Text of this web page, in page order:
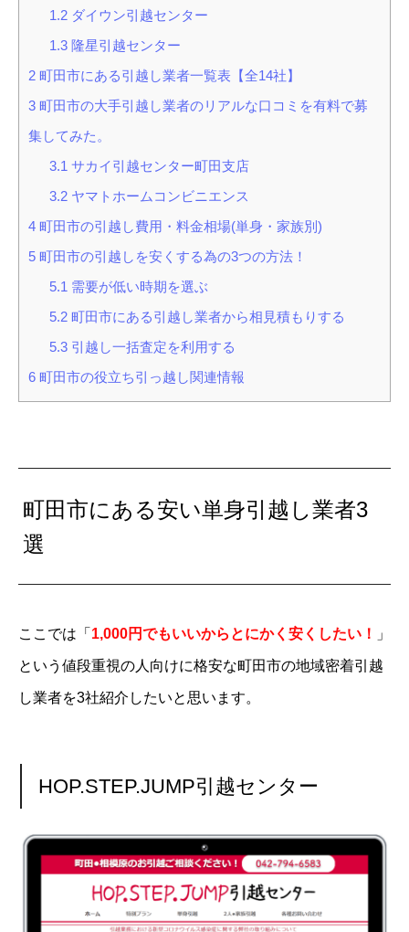
1.2ダイウン引越センター
1.3隆星引越センター
2 町田市にある引越し業者一覧表【全14社】
3 町田市の大手引越し業者のリアルな口コミを有料で募
集してみた。
3.1 サカイ引越センター町田支店
3.2ヤマトホームコンビニエンス
4 町田市の引越し費用・料金相場(単身・家族別)
5 町田市の引越しを安くする為の3つの方法！
5.1 需要が低い時期を選ぶ
5.2町田市にある引越し業者から相見積もりする
5.3引越し一括査定を利用する
6 町田市の役立ち引っ越し関連情報
町田市にある安い単身引越し業者3
選
ここでは「 1,000円でもいいからとにかく安くしたい！ 」
という値段重視の人向けに格安な町田市の地域密着引越
し業者を3社紹介したいと思います。
HOP.STEP.JUMP引越センター